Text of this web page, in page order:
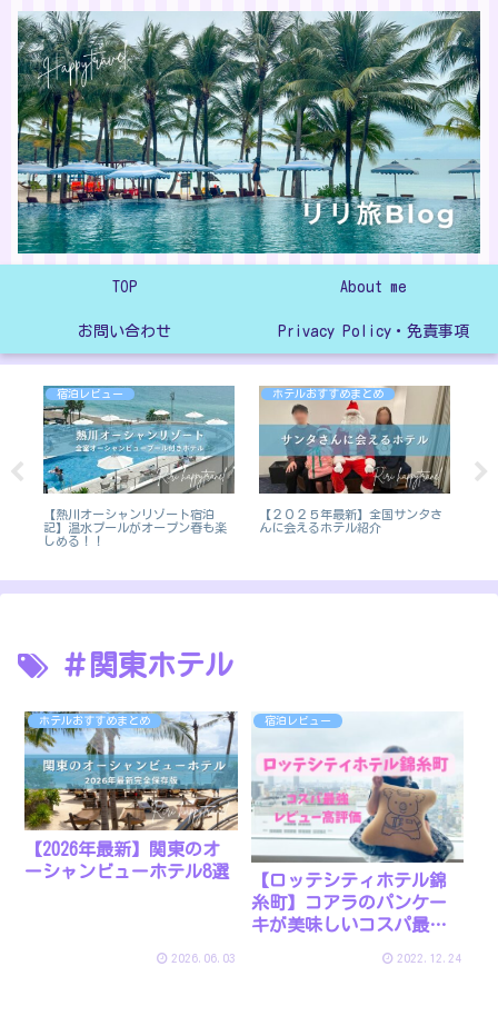
TOP About me
お問い合わせ Privacy Policy・免責事項
宿泊レビュー
【熱川オーシャンリゾート宿泊
記】温水プールがオープン春も楽
しめる！！
ホテルおすすめまとめ
【２０２５年最新】全国サンタさ
んに会えるホテル紹介
＃関東ホテル
ホテルおすすめまとめ
【2026年最新】関東のオ
ーシャンビューホテル8選
2026.06.03
宿泊レビュー
【ロッテシティホテル錦
糸町】コアラのパンケー
キが美味しいコスパ最強
2022.12.24